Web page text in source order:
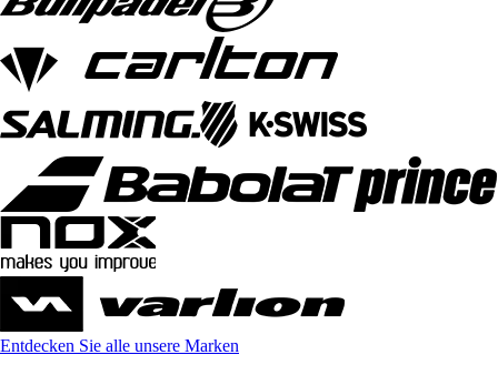
Entdecken Sie alle unsere Marken